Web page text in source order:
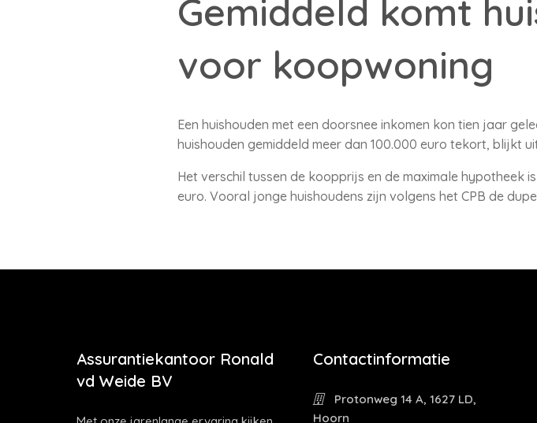
Gemiddeld komt
voor koopwoning
Een huishouden met een doorsnee inkomen kon tien jaar
huishouden gemiddeld meer dan 100.000 euro tekort, blijkt
Het verschil tussen de koopprijs en de maximale hypotheek
euro. Vooral jonge huishoudens zijn volgens het CPB de
Assurantiekantoor Ronald
vd Weide BV
Contactinformatie
Protonweg 14 A, 1627 LD,
Hoorn